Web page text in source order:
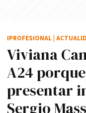
Viviana
A24
presentar
Sergio
IPROFESIONAL